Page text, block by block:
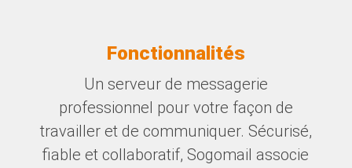
Fonctionnalités
Un serveur de messagerie
professionnel pour votre façon de
travailler et de communiquer. Sécurisé,
fiable et collaboratif, Sogomail associe